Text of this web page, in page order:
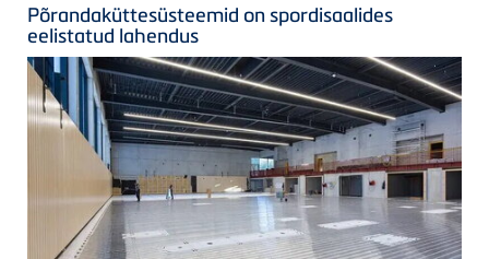
Põrandaküttesüsteemid on spordisaalides
eelistatud lahendus